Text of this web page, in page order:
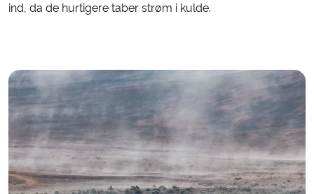
ind, da de hurtigere taber strøm i kulde.